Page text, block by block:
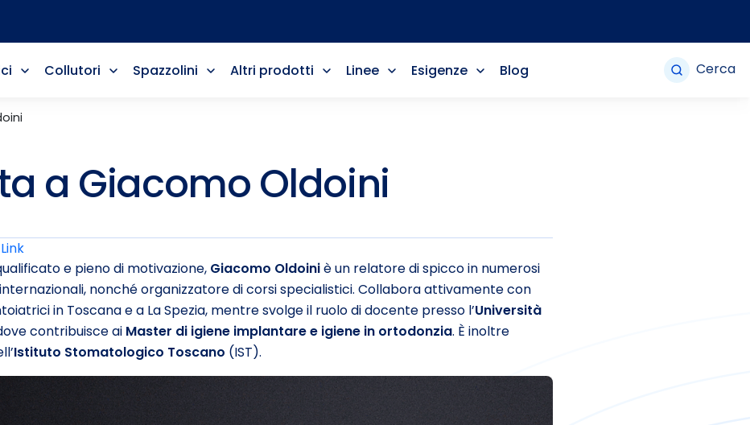
Collutori Spazzolini Altri prodotti Linee Esigenze Blog Cerca
a Giacomo Oldoini
e pieno di motivazione, Giacomo Oldoiniè un relatore di spicco in numerosi
nonché organizzatore di corsi specialistici. Collabora attivamente con
in Toscana e a La Spezia, mentre svolge il ruolo di docente presso l’Università
contribuisce ai Master di igiene implantare e igiene in ortodonzia. È inoltre
Istituto Stomatologico Toscano (IST).